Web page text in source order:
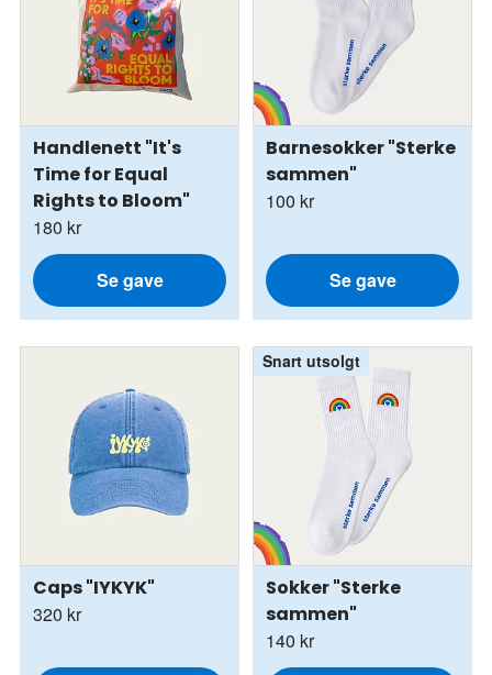
Handlenett "It's
Time for Equal
Rights to Bloom"
180 kr
Se gave
Barnesokker "Sterke
sammen"
100 kr
Se gave
Caps "IYKYK"
320 kr
Snart utsolgt
Sokker "Sterke
sammen"
140 kr